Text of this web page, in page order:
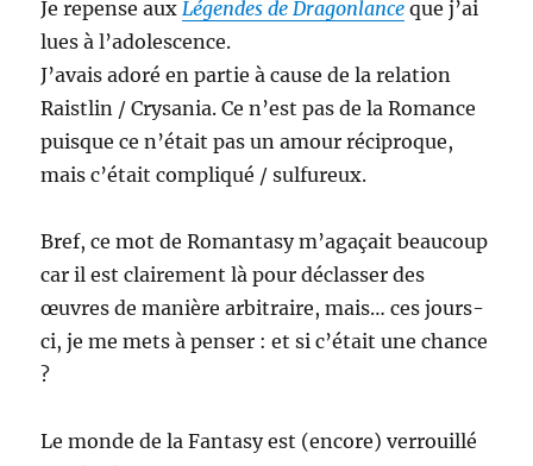
Je repense aux Légendes de Dragonlance que j’ai
lues à l’adolescence.
J’avais adoré en partie à cause de la relation
Raistlin / Crysania. Ce n’est pas de la Romance
puisque ce n’était pas un amour réciproque,
mais c’était compliqué / sulfureux.
Bref, ce mot de Romantasy m’agaçait beaucoup
car il est clairement là pour déclasser des
œuvres de manière arbitraire, mais… ces jours-
ci, je me mets à penser : et si c’était une chance
?
Le monde de la Fantasy est (encore) verrouillé